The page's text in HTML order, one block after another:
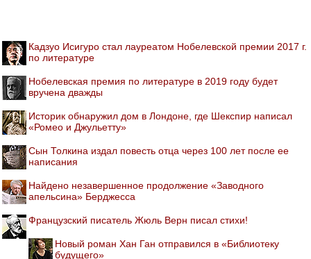
Кадзуо Исигуро стал лауреатом Нобелевской премии 2017 г.
по литературе
Нобелевская премия по литературе в 2019 году будет
вручена дважды
Историк обнаружил дом в Лондоне, где Шекспир написал
«Ромео и Джульетту»
Сын Толкина издал повесть отца через 100 лет после ее
написания
Найдено незавершенное продолжение «Заводного
апельсина» Берджесса
Французский писатель Жюль Верн писал стихи!
Новый роман Хан Ган отправился в «Библиотеку
будущего»